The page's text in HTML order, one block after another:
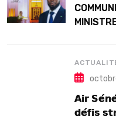
𝗔𝗶𝗿
𝗱𝗲́𝗳𝗶𝘀